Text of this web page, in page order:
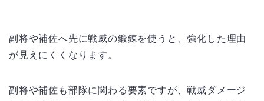
副将や補佐へ先に戦威の鍛錬を使うと、強化した理由
が見えにくくなります。
副将や補佐も部隊に関わる要素ですが、戦威ダメージ